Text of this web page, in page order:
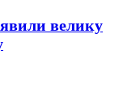
велику